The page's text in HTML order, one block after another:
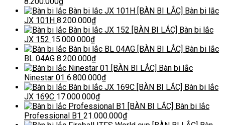
[BÀN BI LẮC] Bàn bi lắc
JX 101H 8.200.000₫
[BÀN BI LẮC] Bàn bi lắc
JX 152 15.000.000₫
[BÀN BI LẮC] Bàn bi lắc
BL 04AG 8.200.000₫
[BÀN BI LẮC] Bàn bi lắc
Ninestar 01 6.800.000₫
[BÀN BI LẮC] Bàn bi lắc
JX 169C 17.000.000₫
[BÀN BI LẮC] Bàn bi lắc
Professional B1 21.000.000₫